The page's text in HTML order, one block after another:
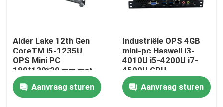
Thuis
Alder Lake 12th Gen
CoreTM i5-1235U
OPS Mini PC
180*120*30 mm met
TYPE C-
ondersteuning 4k
display voor school
Aanvraag sturen
Industriële OPS 4GB
mini-pc Haswell i3-
4010U i5-4200U i7-
4500U CPU
Aanvraag sturen